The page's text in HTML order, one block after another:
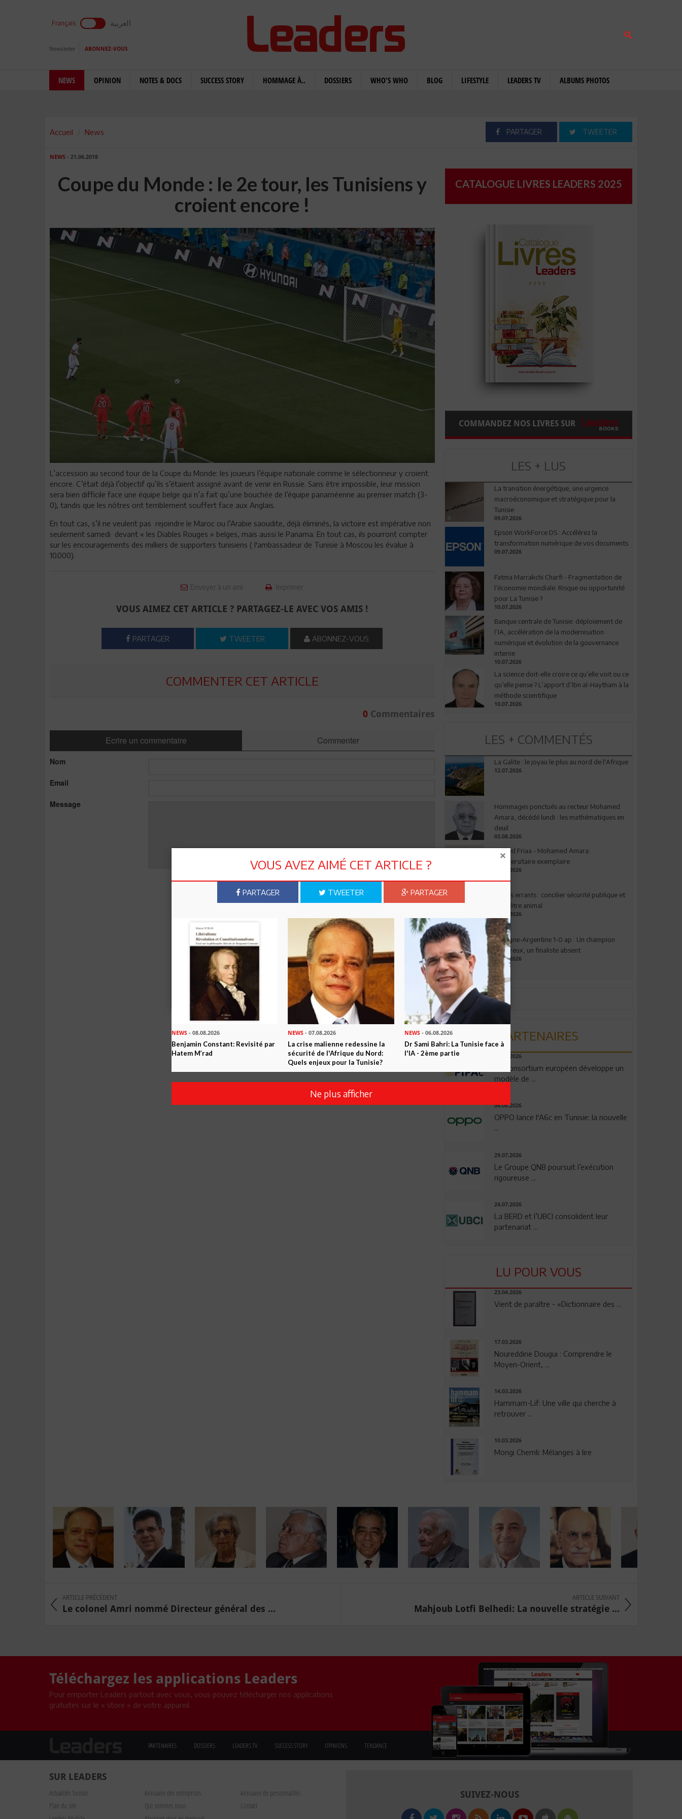
Français العربية
Newsletter ABONNEZ-VOUS
NEWS OPINION NOTES & DOCS SUCCESS STORY HOMMAGE À.. DOSSIERS WHO'S WHO BLOG LIFESTYLE LEADERS TV ALBUMS PHOTOS
Accueil News PARTAGER TWEETER
NEWS - 21.06.2018
Coupe du Monde : le 2e tour, les Tunisiens y
croient encore !
L’accession au second tour de la Coupe du Monde: les joueurs l’équipe nationale comme le sélectionneur y croient
encore. C’était déjà l’objectif qu’ils s’étaient assigné avant de venir en Russie. Sans être impossible, leur mission
sera bien difficile face une équipe belge qui n’a fait qu’une bouchée de l’équipe panaméenne au premier match (3-
0), tandis que les nôtres ont terriblement souffert face aux Anglais.
En tout cas, s’il ne veulent pas rejoindre le Maroc ou l’Arabie saoudite, déjà éliminés, la victoire est impérative non
seulement samedi devant « les Diables Rouges » belges, mais aussi le Panama. En tout cas, ils pourront compter
sur les encouragements des milliers de supporters tunisiens ( l'ambassadeur de Tunisie à Moscou les évalue à
10.000).
Envoyer à un ami Imprimer
VOUS AIMEZ CET ARTICLE ? PARTAGEZ-LE AVEC VOS AMIS !
PARTAGER TWEETER ABONNEZ-VOUS
COMMENTER CET ARTICLE
0Commentaires
Ecrire un commentaire Commenter
Nom
Email
Message
Envoyer
CATALOGUE LIVRES LEADERS 2025
COMMANDEZ NOS LIVRES SUR
LES + LUS
La transition énergétique, une urgence
macroéconomique et stratégique pour la
Tunisie
09.07.2026
Epson WorkForce DS : Accélérez la
transformation numérique de vos documents
09.07.2026
Fatma Marrakchi Charfi - Fragmentation de
l’économie mondiale: Risque ou opportunité
pour La Tunisie ?
10.07.2026
Banque centrale de Tunisie: déploiement de
l’IA, accélération de la modernisation
numérique et évolution de la gouvernance
interne
10.07.2026
La science doit-elle croire ce qu’elle voit ou ce
qu’elle pense ? L’apport d’Ibn al-Haytham à la
méthode scientifique
10.07.2026
LES + COMMENTÉS
La Galite : le joyau le plus au nord de l'Afrique
12.07.2026
Hommages ponctués au recteur Mohamed
Amara, décédé lundi : les mathématiques en
deuil
03.08.2026
Ahmed Friaa - Mohamed Amara:
l’Universitaire exemplaire
04.08.2026
Chiens errants : concilier sécurité publique et
bien-être animal
17.07.2026
Espagne-Argentine 1-0 ap : Un champion
valeureux, un finaliste absent
19.07.2026
PARTENAIRES
06.08.2026
Un consortium européen développe un
modèle de ...
04.08.2026
OPPO lance l'A6c en Tunisie: la nouvelle
...
29.07.2026
Le Groupe QNB poursuit l’exécution
rigoureuse ...
24.07.2026
La BERD et l’UBCI consolident leur
partenariat ...
LU POUR VOUS
23.04.2026
Vient de paraître - «Dictionnaire des ...
17.03.2026
Noureddine Dougui : Comprendre le
Moyen-Orient, ...
14.03.2026
Hammam-Lif: Une ville qui cherche à
retrouver ...
10.03.2026
Mongi Chemli: Mélanges à lire
ARTICLE PRÉCÉDENT
Le colonel Amri nommé Directeur général des ...
ARTICLE SUIVANT
Mahjoub Lotfi Belhedi: La nouvelle stratégie ...
Téléchargez les applications Leaders
Pour emporter Leaders partout avec vous, vous pouvez télécharger nos applications
gratuites sur le « store » de votre appareil.
PARTENAIRES DOSSIERS LEADERS TV SUCCESS STORY OPINIONS TENDANCE
SUR LEADERS
Actualités Tunisie Annuaire des entreprises
Annuaire de personnalités
Plan du site
Qui sommes nous
Contact
SUIVEZ-NOUS
VOUS AVEZ AIMÉ CET ARTICLE ?
PARTAGER TWEETER PARTAGER
NEWS - 08.08.2026
Benjamin Constant: Revisité par
Hatem M’rad
NEWS - 07.08.2026
La crise malienne redessine la
sécurité de l'Afrique du Nord:
Quels enjeux pour la Tunisie?
NEWS- 06.08.2026
Dr Sami Bahri: La Tunisie face à
l'IA - 2ème partie
Ne plus afficher